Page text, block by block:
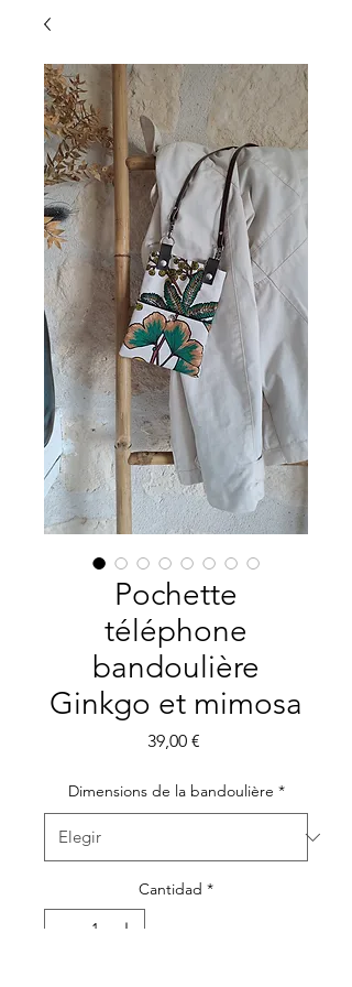
Pochette
téléphone
bandoulière
Ginkgo et mimosa
39,00 €Precio
Dimensions de la bandoulière *
Cantidad *